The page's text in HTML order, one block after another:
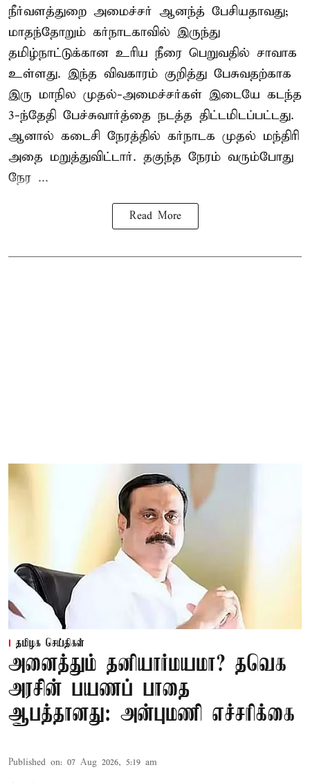
நீர்வளத்துறை அமைச்சர் ஆனந்த் பேசியதாவது;
மாதந்தோறும் கர்நாடகாவில் இருந்து
தமிழ்நாட்டுக்கான உரிய நீரை பெறுவதில் சாவாக
உள்ளது. இந்த விவகாரம் குறித்து பேசுவதற்காக
இரு மாநில முதல்-அமைச்சர்கள் இடையே கடந்த
3-ந்தேதி பேச்சுவார்த்தை நடத்த திட்டமிடப்பட்டது.
ஆனால் கடைசி நேரத்தில் கர்நாடக முதல் மந்திரி
அதை மறுத்துவிட்டார். தகுந்த நேரம் வரும்போது
நேர ...
Read More
தமிழக செய்திகள்
அனைத்தும் தனியார்மயமா? தவெக
அரசின் பயணப் பாதை
ஆபத்தானது: அன்புமணி எச்சரிக்கை
Published on: 07 Aug 2026, 5:19 am